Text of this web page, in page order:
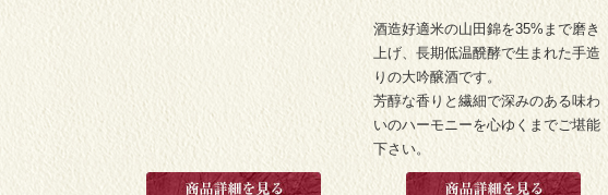
酒造好適米の山田錦を35%まで磨き
上げ、長期低温醗酵で生まれた手造
りの大吟醸酒です。
芳醇な香りと繊細で深みのある味わ
いのハーモニーを心ゆくまでご堪能
下さい。